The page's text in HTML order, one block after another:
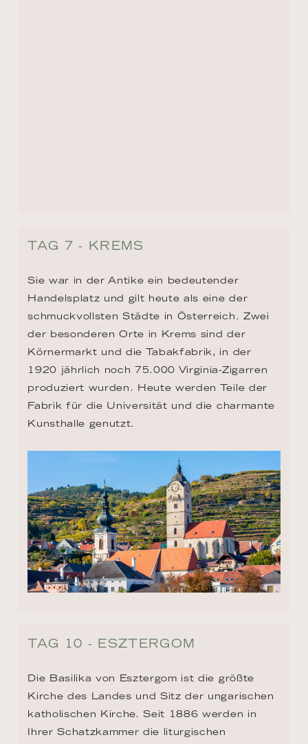
Körnermarkt und die Tabakfabrik, in der
produziert wurden. Heute werden Teile der
Fabrik für die Universität und die charmante
Kunsthalle genutzt.
TAG 10 - ESZTERGOM
Die Basilika von Esztergom ist die größte
Kirche des Landes und Sitz der ungarischen
Instrumente bewahrt und ausgestellt und
künstlerischem und historischem Wert
beherbergt. Ein solches Stück ist das
schwere Goldkreuz aus Frankreich, das als
Kalvaria von König Matthias bekannt ist.